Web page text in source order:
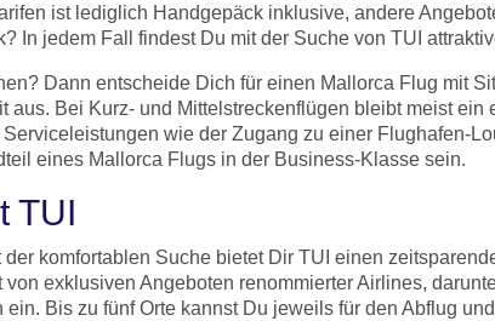
ist lediglich Handgepäck inklusive, andere
In jedem Fall findest Du mit der Suche von TUI
Dann entscheide Dich für einen Mallorca Flug mit
aus. Bei Kurz- und Mittelstreckenflügen bleibt meist
wie der Zugang zu einer Flughafen-
eines Mallorca Flugs in der Business-Klasse sein.
TUI
komfortablen Suche bietet Dir TUI einen
exklusiven Angeboten renommierter Airlines,
Bis zu fünf Orte kannst Du jeweils für den Abflug